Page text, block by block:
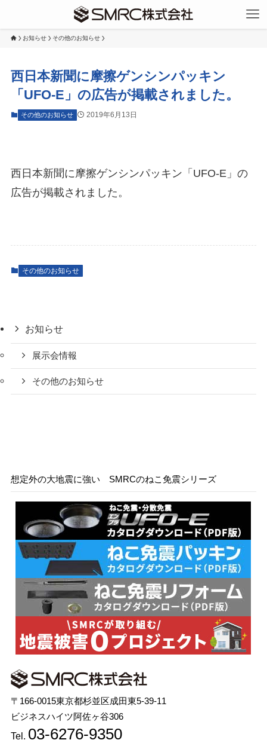
お知らせ その他のお知らせ
西日本新聞に摩擦ゲンシンパッキン
「UFO-E」の広告が掲載されました。
その他のお知らせ 2019年6月13日
西日本新聞に摩擦ゲンシンパッキン「UFO-E」の
広告が掲載されました。
その他のお知らせ
お知らせ
展示会情報
その他のお知らせ
想定外の大地震に強い SMRCのねこ免震シリーズ
〒166-0015東京都杉並区成田東5-39-11
ビジネスハイツ阿佐ヶ谷306
Tel. 03-6276-9350